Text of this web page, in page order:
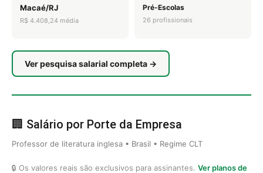
Macaé/RJ
R$ 4.408,24 média
Pré-Escolas
26 profissionais
Ver pesquisa salarial completa →
🏢 Salário por Porte da Empresa
Professor de literatura inglesa • Brasil • Regime CLT
🔒 Os valores reais são exclusivos para assinantes. Ver planos de